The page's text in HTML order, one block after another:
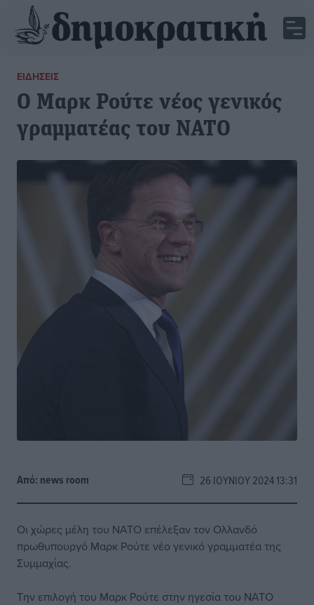
ΕΙΔΉΣΕΙΣ
Ο Μαρκ Ρούτε νέος γενικός
γραμματέας του ΝΑΤΟ
Από: news room 26 ΙΟΥΝΊΟΥ 2024 13:31
Οι χώρες μέλη του ΝΑΤΟ επέλεξαν τον Ολλανδό
πρωθυπουργό Μαρκ Ρούτε νέο γενικό γραμματέα της
Συμμαχίας.
Την επιλογή του Μαρκ Ρούτε στην ηγεσία του ΝΑΤΟ